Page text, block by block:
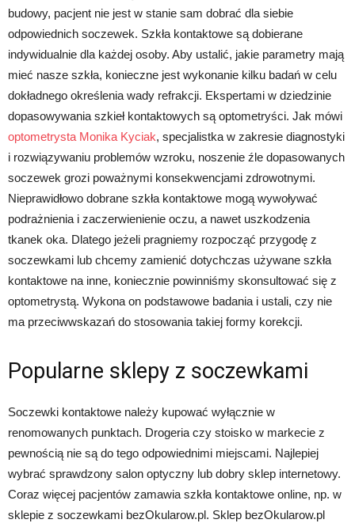
budowy, pacjent nie jest w stanie sam dobrać dla siebie
odpowiednich soczewek. Szkła kontaktowe są dobierane
indywidualnie dla każdej osoby. Aby ustalić, jakie parametry mają
mieć nasze szkła, konieczne jest wykonanie kilku badań w celu
dokładnego określenia wady refrakcji. Ekspertami w dziedzinie
dopasowywania szkieł kontaktowych są optometryści. Jak mówi
optometrysta Monika Kyciak, specjalistka w zakresie diagnostyki
i rozwiązywaniu problemów wzroku, noszenie źle dopasowanych
soczewek grozi poważnymi konsekwencjami zdrowotnymi.
Nieprawidłowo dobrane szkła kontaktowe mogą wywoływać
podrażnienia i zaczerwienienie oczu, a nawet uszkodzenia
tkanek oka. Dlatego jeżeli pragniemy rozpocząć przygodę z
soczewkami lub chcemy zamienić dotychczas używane szkła
kontaktowe na inne, koniecznie powinniśmy skonsultować się z
optometrystą. Wykona on podstawowe badania i ustali, czy nie
ma przeciwwskazań do stosowania takiej formy korekcji.
Popularne sklepy z soczewkami
Soczewki kontaktowe należy kupować wyłącznie w
renomowanych punktach. Drogeria czy stoisko w markecie z
pewnością nie są do tego odpowiednimi miejscami. Najlepiej
wybrać sprawdzony salon optyczny lub dobry sklep internetowy.
Coraz więcej pacjentów zamawia szkła kontaktowe online, np. w
sklepie z soczewkami bezOkularow.pl. Sklep bezOkularow.pl